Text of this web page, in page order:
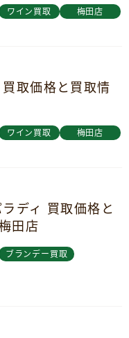
ワイン買取 梅田店
取価格と買取情
ワイン買取 梅田店
ディ 買取価格と
田店
ブランデー買取